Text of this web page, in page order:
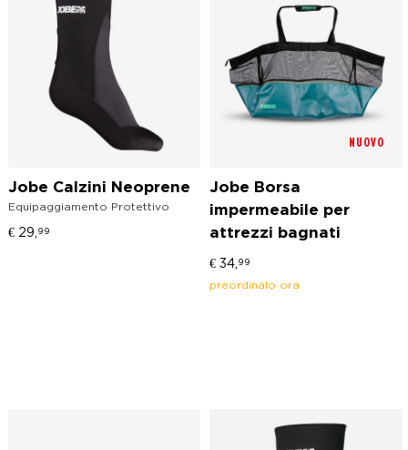
Jobe Calzini Neoprene
Equipaggiamento Protettivo
€ 29, 99
NUOVO
Jobe Borsa
impermeabile per
attrezzi bagnati
€ 34, 99
preordinalo ora